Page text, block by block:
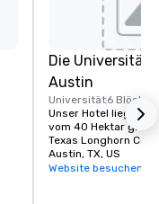
Die Universität
Austin
Universität6 Blöcke
Unser Hotel liegt nur
vom 40 Hektar
Texas Longhorn
Austin, TX, US
Website besuchen